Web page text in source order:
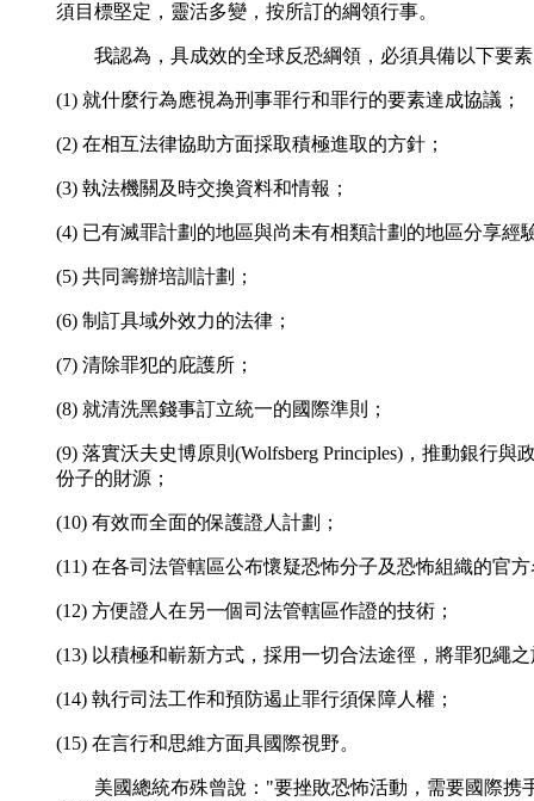
須目標堅定，靈活多變，按所訂的綱領行事。
我認為，具成效的全球反恐綱領，必須具備以下要
(1) 就什麼行為應視為刑事罪行和罪行的要素達成協議；
(2) 在相互法律協助方面採取積極進取的方針；
(3) 執法機關及時交換資料和情報；
(4) 已有滅罪計劃的地區與尚未有相類計劃的地區分享經
(5) 共同籌辦培訓計劃；
(6) 制訂具域外效力的法律；
(7) 清除罪犯的庇護所；
(8) 就清洗黑錢事訂立統一的國際準則；
(9) 落實沃夫史博原則(Wolfsberg Principles)，推動銀行與
份子的財源；
(10) 有效而全面的保護證人計劃；
(11) 在各司法管轄區公布懷疑恐怖分子及恐怖組織的官
(12) 方便證人在另一個司法管轄區作證的技術；
(13) 以積極和嶄新方式，採用一切合法途徑，將罪犯繩
(14) 執行司法工作和預防遏止罪行須保障人權；
(15) 在言行和思維方面具國際視野。
美國總統布殊曾說："要挫敗恐怖活動，需要國際携